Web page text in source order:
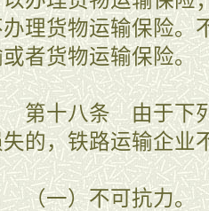
办理货物运输保险。
者货物运输保险。
十八条 由于下列
的，铁路运输企业
一）不可抗力。